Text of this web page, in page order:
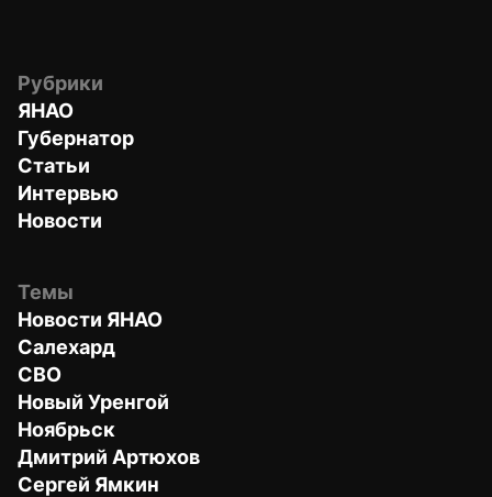
Рубрики
ЯНАО
Губернатор
Статьи
Интервью
Новости
Темы
Новости ЯНАО
Салехард
СВО
Новый Уренгой
Ноябрьск
Дмитрий Артюхов
Сергей Ямкин